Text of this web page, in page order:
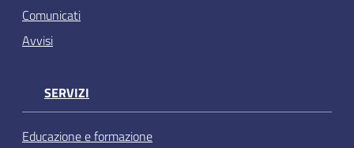
Comunicati
Avvisi
SERVIZI
Educazione e formazione